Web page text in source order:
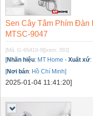
Sen Cây Tắm Phím
MTSC-9047
[Mã: G-65410-9] [xem: 393]
[Nhãn hiệu: MT Home - Xuất xứ:
[Nơi bán: Hồ Chí Minh]
2025-01-04 11:41:20]